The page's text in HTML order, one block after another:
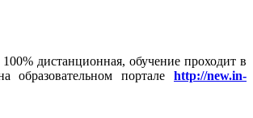
100% дистанционная, обучение проходит в
образовательном портале http://new.in-